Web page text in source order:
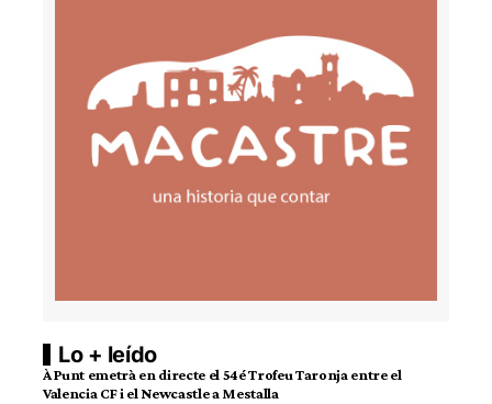
Lo + leído
À Punt emetrà en directe el 54é Trofeu Taronja entre el
Valencia CF i el Newcastle a Mestalla